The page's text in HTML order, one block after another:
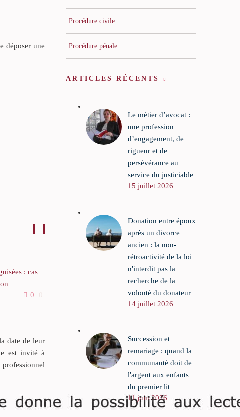
déposer une
: cas
la succession
contraire
l’acte de
à
déguiser
0 0
Bénéficiaire d’une assurance-vie non
héritier demande une expertise
Le droit du bénéficiaire d’une
une expertise médicale
Dans cette affaire, un souscripteur
d’assurance-vie est décédé à l’hôpital.
8 jours avant son décès, il était branché
à des appareillages en raison d’une
0 0
date de leur
est invité à
Procédure civile
Procédure pénale
ARTICLES RÉCENTS
Le métier d’avocat :
une profession
d’engagement, de
rigueur et de
persévérance au
service du justiciable
15 juillet 2026
Donation entre époux
après un divorce
ancien : la non-
rétroactivité de la loi
n'interdit pas la
recherche de la
volonté du donateur
14 juillet 2026
Succession et
remariage : quand la
communauté doit de
l'argent aux enfants
du premier lit
11 juin 2026